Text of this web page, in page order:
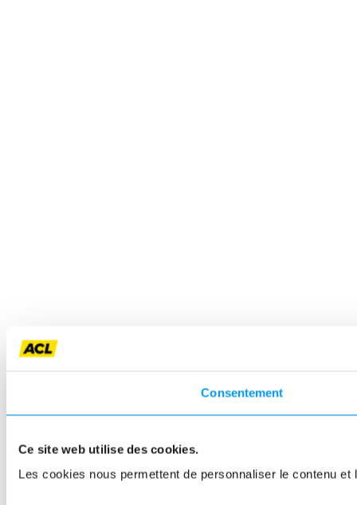
Consentement
Ce site web utilise des cookies.
Les cookies nous permettent de personnaliser le contenu